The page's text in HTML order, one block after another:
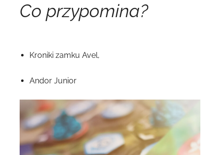
Co przypomina?
Kroniki zamku Avel,
Andor Junior